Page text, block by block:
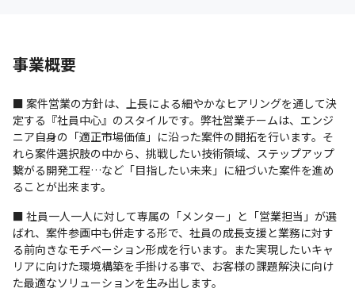
事業概要
■ 案件営業の方針は、上長による細やかなヒアリングを通して決
定する『社員中心』のスタイルです。弊社営業チームは、エンジ
ニア自身の「適正市場価値」に沿った案件の開拓を行います。そ
れら案件選択肢の中から、挑戦したい技術領域、ステップアップ
繋がる開発工程…など「目指したい未来」に紐づいた案件を進め
ることが出来ます。
■ 社員一人一人に対して専属の「メンター」と「営業担当」が選
ばれ、案件参画中も併走する形で、社員の成長支援と業務に対す
る前向きなモチベーション形成を行います。また実現したいキャ
リアに向けた環境構築を手掛ける事で、お客様の課題解決に向け
た最適なソリューションを生み出します。